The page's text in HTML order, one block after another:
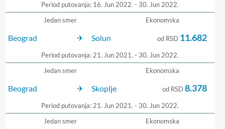
Period putovanja: 16. Jun 2022. - 30. Jun 2022.
Jedan smer
Beograd Solun
Ekonomska
Period putovanja: 21. Jun 2021. - 30. Jun 2022.
od RSD 11.682
Jedan smer
Beograd Skoplje
Ekonomska
Period putovanja: 21. Jun 2021. - 30. Jun 2022.
od RSD8.378
Jedan smer Ekonomska